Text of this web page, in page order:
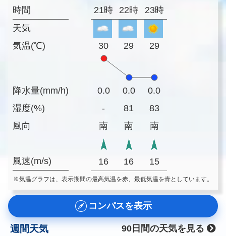
時間
天気
気温(℃)
降水量(mm/h)
湿度(%)
風向
風速(m/s)
21時 22時 23時
30 29 29
0.0 0.0
0.0
-
81
83
南
南 南
16 16 15
※気温グラフは、表示期間の最高気温を赤、最低気温を青としています。
コンパスを表示
週間天気
90日間の天気を見る